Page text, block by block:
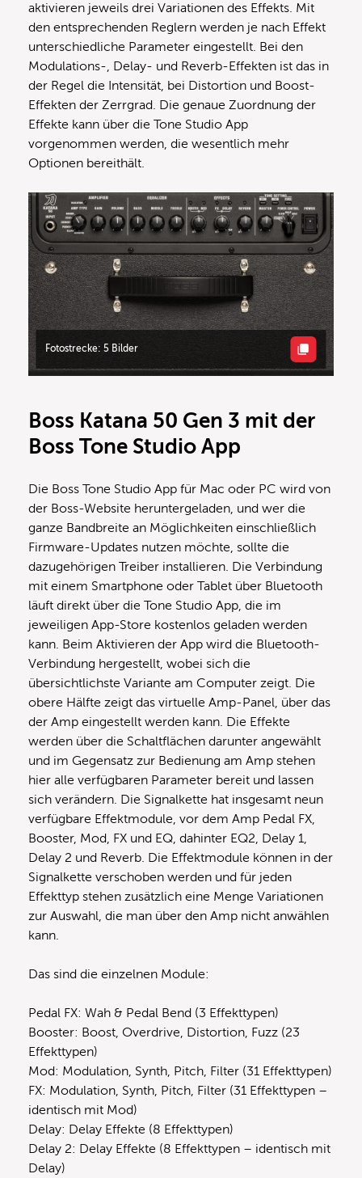
aktivieren jeweils drei Variationen des Effekts. Mit
den entsprechenden Reglern werden je nach Effekt
unterschiedliche Parameter eingestellt. Bei den
Modulations-, Delay- und Reverb-Effekten ist das in
der Regel die Intensität, bei Distortion und Boost-
Effekten der Zerrgrad. Die genaue Zuordnung der
Effekte kann über die Tone Studio App
vorgenommen werden, die wesentlich mehr
Optionen bereithält.
Fotostrecke: 5 Bilder
Boss Katana 50 Gen 3 mit der
Boss Tone Studio App
Die Boss Tone Studio App für Mac oder PC wird von
der Boss-Website heruntergeladen, und wer die
ganze Bandbreite an Möglichkeiten einschließlich
Firmware-Updates nutzen möchte, sollte die
dazugehörigen Treiber installieren. Die Verbindung
mit einem Smartphone oder Tablet über Bluetooth
läuft direkt über die Tone Studio App, die im
jeweiligen App-Store kostenlos geladen werden
kann. Beim Aktivieren der App wird die Bluetooth-
Verbindung hergestellt, wobei sich die
übersichtlichste Variante am Computer zeigt. Die
obere Hälfte zeigt das virtuelle Amp-Panel, über das
der Amp eingestellt werden kann. Die Effekte
werden über die Schaltflächen darunter angewählt
und im Gegensatz zur Bedienung am Amp stehen
hier alle verfügbaren Parameter bereit und lassen
sich verändern. Die Signalkette hat insgesamt neun
verfügbare Effektmodule, vor dem Amp Pedal FX,
Booster, Mod, FX und EQ, dahinter EQ2, Delay 1,
Delay 2 und Reverb. Die Effektmodule können in der
Signalkette verschoben werden und für jeden
Effekttyp stehen zusätzlich eine Menge Variationen
zur Auswahl, die man über den Amp nicht anwählen
kann.
Das sind die einzelnen Module:
Pedal FX: Wah & Pedal Bend (3 Effekttypen)
Booster: Boost, Overdrive, Distortion, Fuzz (23
Effekttypen)
Mod: Modulation, Synth, Pitch, Filter (31 Effekttypen)
FX: Modulation, Synth, Pitch, Filter (31 Effekttypen –
identisch mit Mod)
Delay: Delay Effekte (8 Effekttypen)
Delay 2: Delay Effekte (8 Effekttypen – identisch mit
Delay)